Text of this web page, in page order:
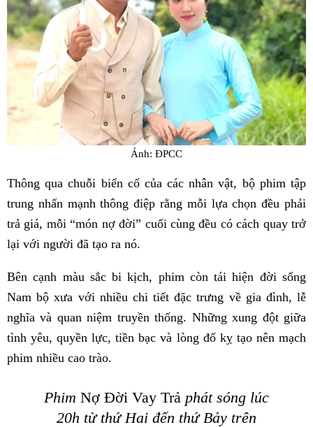
Ảnh: ĐPCC
Thông qua chuỗi biến cố của các nhân vật, bộ phim tập
trung nhấn mạnh thông điệp rằng mỗi lựa chọn đều phải
trả giá, mỗi “món nợ đời” cuối cùng đều có cách quay trở
lại với người đã tạo ra nó.
Bên cạnh màu sắc bi kịch, phim còn tái hiện đời sống
Nam bộ xưa với nhiều chi tiết đặc trưng về gia đình, lễ
nghĩa và quan niệm truyền thống. Những xung đột giữa
tình yêu, quyền lực, tiền bạc và lòng đố kỵ tạo nên mạch
phim nhiều cao trào.
Phim Nợ Đời Vay Trả phát sóng lúc
20h từ thứ Hai đến thứ Bảy trên